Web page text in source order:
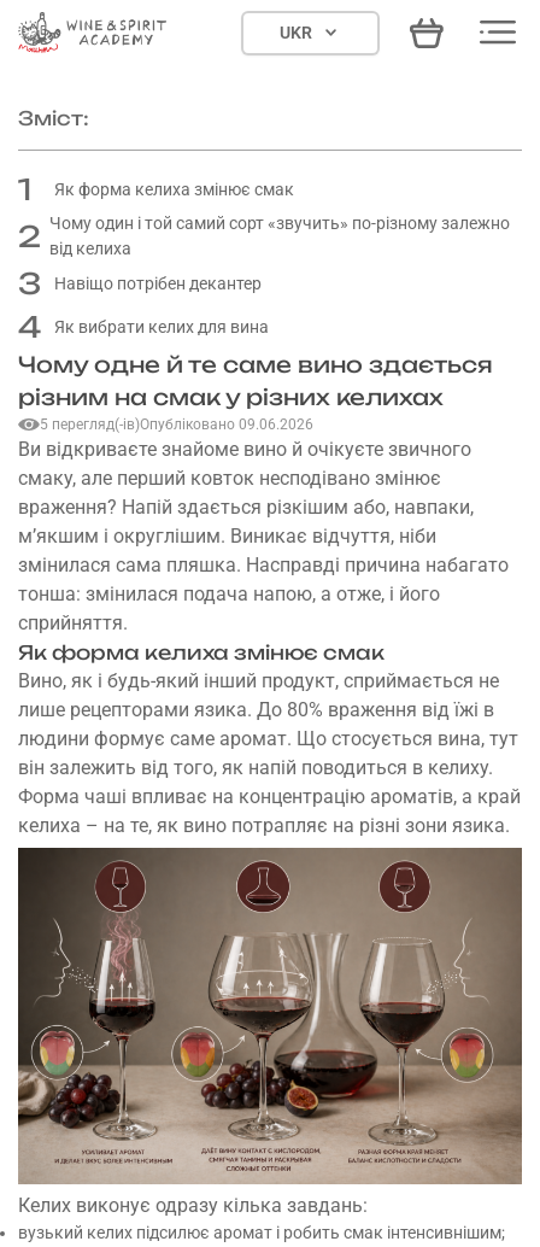
UKR
Чому одне й те саме вино здається
різним на смак у різних келихах
5 перегляд(-ів)Опубліковано 09.06.2026
Ви відкриваєте знайоме вино й очікуєте звичного
смаку, але перший ковток несподівано змінює
враження? Напій здається різкішим або, навпаки,
м’якшим і округлішим. Виникає відчуття, ніби
змінилася сама пляшка. Насправді причина набагато
тонша: змінилася подача напою, а отже, і його
сприйняття.
Як форма келиха змінює смак
Вино, як і будь-який інший продукт, сприймається не
лише рецепторами язика. До 80% враження від їжі в
людини формує саме аромат. Що стосується вина, тут
він залежить від того, як напій поводиться в келиху.
Форма чаші впливає на концентрацію ароматів, а край
келиха – на те, як вино потрапляє на різні зони язика.
Келих виконує одразу кілька завдань:
вузький келих підсилює аромат і робить смак інтенсивнішим;
Зміст:
1 Як форма келиха змінює смак
2 Чому один і той самий сорт «звучить» по-різному залежно
від келиха
3 Навіщо потрібен декантер
4 Як вибрати келих для вина